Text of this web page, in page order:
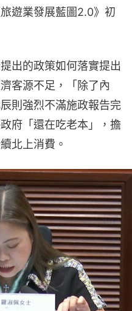
遊業發展藍圖2.0》初
出的政策如何落實提出
客源不足，「除了內
則強烈不滿施政報告完
府「還在吃老本」，擔
北上消費。